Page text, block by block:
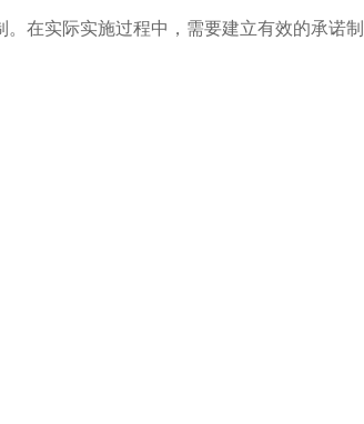
在实际实施过程中，需要建立有效的承诺制